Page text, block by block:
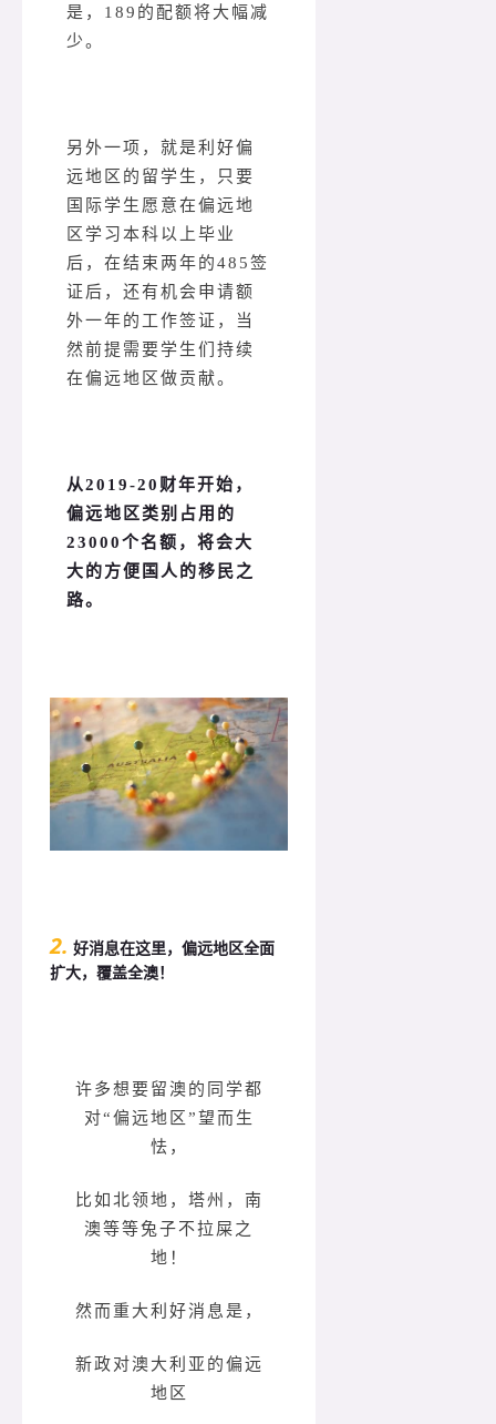
是，189的配额将大幅减
少。
另外一项，就是利好偏
远地区的留学生，只要
国际学生愿意在偏远地
区学习本科以上毕业
后，在结束两年的485签
证后，还有机会申请额
外一年的工作签证，当
然前提需要学生们持续
在偏远地区做贡献。
从2019-20财年开始，
偏远地区类别占用的
23000个名额，将会大
大的方便国人的移民之
路。
2. 好消息在这里，偏远地区全面
扩大，覆盖全澳！
许多想要留澳的同学都
对“偏远地区”望而生
怯，
比如北领地，塔州，南
澳等等兔子不拉屎之
地！
然而重大利好消息是，
新政对澳大利亚的偏远
地区